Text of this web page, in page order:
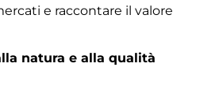
e raccontare il valore
natura e alla qualità